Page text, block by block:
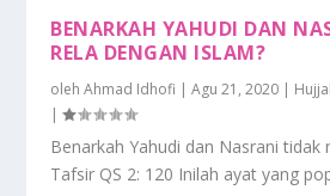
BENARKAH YAHUDI DAN
RELA DENGAN ISLAM?
olehAhmad Idhofi |Agu 21, 2020 |
|
Benarkah Yahudi dan Nasrani tidak
Tafsir QS 2: 120 Inilah ayat yang